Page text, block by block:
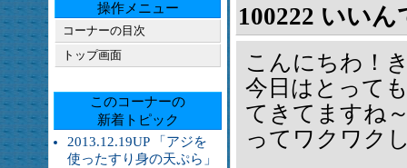
操作メニュー
コーナーの目次
トップ画面
このコーナーの
新着トピック
2013.12.19UP 「アジを
使ったすり身の天ぷら」
100222 いい
こんにちわ！
今日はとって
てきてますね
ってワクワク